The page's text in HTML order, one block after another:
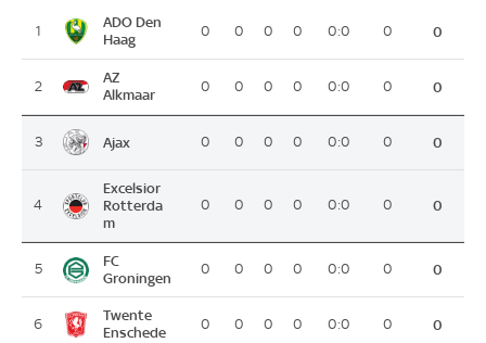
1
ADO Den
Haag
0 0 0 0 0:0 0 0
2
AZ
Alkmaar
0 0 0 0 0:0 0 0
3 Ajax 0 0 0 0 0:0 0 0
4
Excelsior
Rotterda
m
0 0 0 0 0:0 0 0
5
FC
Groningen
0 0 0 0 0:0 0 0
6
Twente
Enschede
0 0 0 0 0:0 0 0